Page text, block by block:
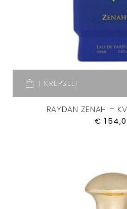
Į KREPŠELĮ
RAYDAN ZENAH –
€